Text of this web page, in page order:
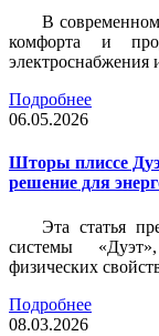
В современном
комфорта и
электроснабжения
Подробнее
06.05.2026
Шторы плиссе
решение для
Эта статья
системы
физических
Подробнее
08.03.2026